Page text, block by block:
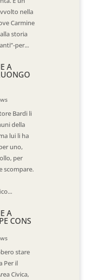
nella
Carmine
storia
per...
A
Bardi li
della
lui li ha
uno,
per
scompare.
A
CONS
stare
Per il
Civica,